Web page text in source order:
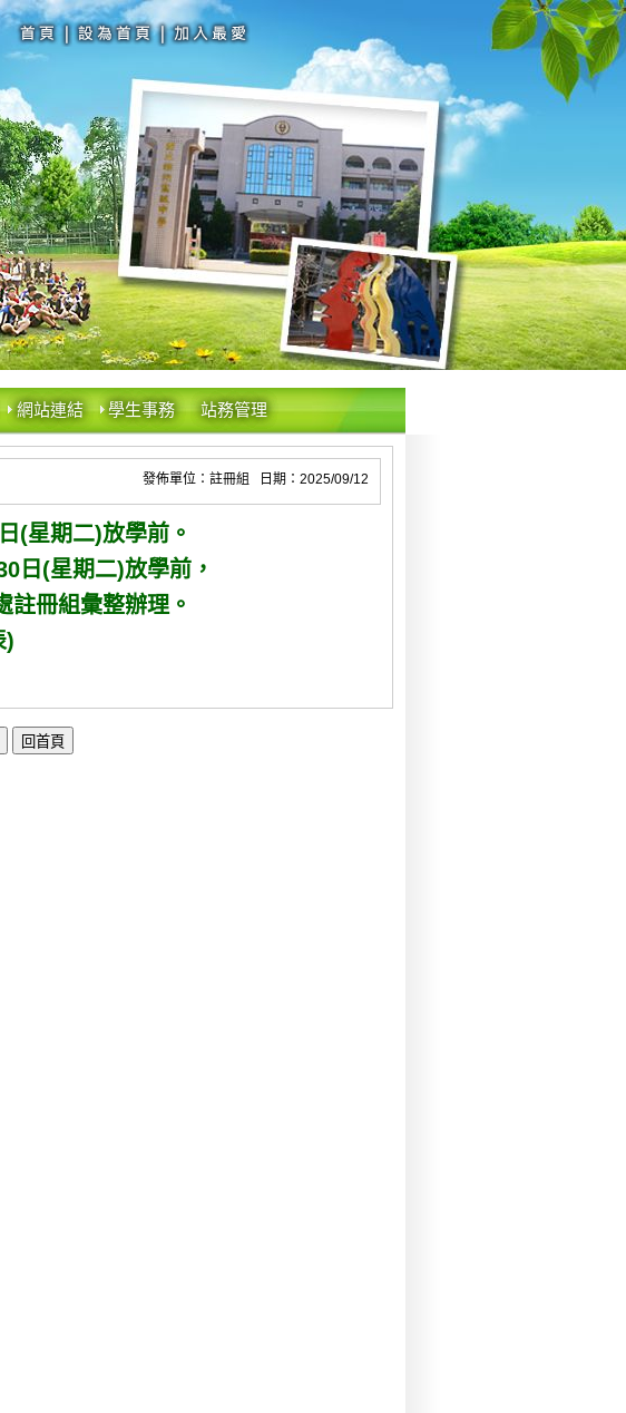
網站連結 學生事務 站務管理
發佈單位：註冊組 日期：2025/09/12
(星期二)放學前。
日(星期二)放學前，
註冊組彙整辦理。
)